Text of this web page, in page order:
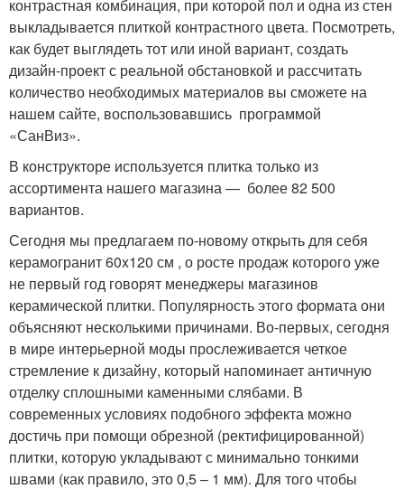
контрастная комбинация, при которой пол и одна из стен
выкладывается плиткой контрастного цвета. Посмотреть,
как будет выглядеть тот или иной вариант, создать
дизайн-проект с реальной обстановкой и рассчитать
количество необходимых материалов вы сможете на
нашем сайте, воспользовавшись программой
«СанВиз».
В конструкторе используется плитка только из
ассортимента нашего магазина — более 82 500
вариантов.
Сегодня мы предлагаем по-новому открыть для себя
керамогранит 60x120 см , о росте продаж которого уже
не первый год говорят менеджеры магазинов
керамической плитки. Популярность этого формата они
объясняют несколькими причинами. Во-первых, сегодня
в мире интерьерной моды прослеживается четкое
стремление к дизайну, который напоминает античную
отделку сплошными каменными слябами. В
современных условиях подобного эффекта можно
достичь при помощи обрезной (ректифицированной)
плитки, которую укладывают с минимально тонкими
швами (как правило, это 0,5 – 1 мм). Для того чтобы